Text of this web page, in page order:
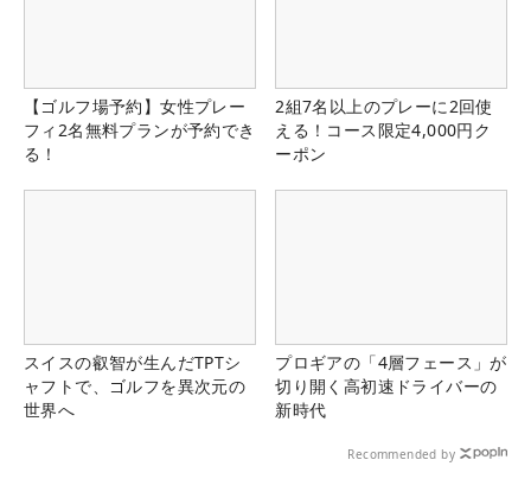
【ゴルフ場予約】女性プレー
フィ2名無料プランが予約でき
る！
2組7名以上のプレーに2回使
える！コース限定4,000円ク
ーポン
スイスの叡智が生んだTPTシ
ャフトで、ゴルフを異次元の
世界へ
プロギアの「4層フェース」が
切り開く高初速ドライバーの
新時代
Recommended by